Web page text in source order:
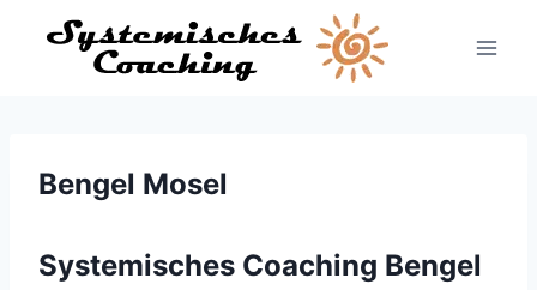
Inhalt
Bengel Mosel
Systemisches Coaching Bengel